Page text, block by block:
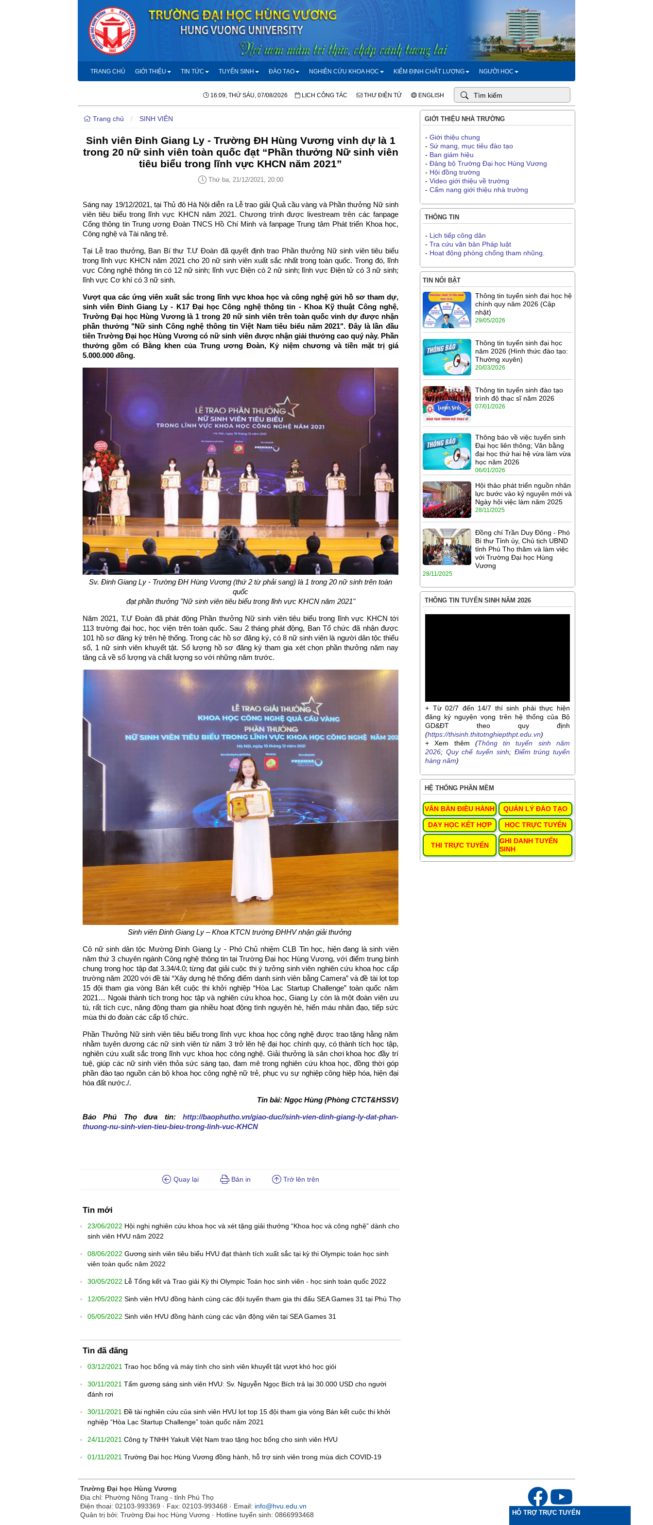
TRANG CHỦ GIỚI THIỆU TIN TỨC TUYỂN SINH ĐÀO TẠO NGHIÊN CỨU KHOA HỌC KIỂM ĐỊNH CHẤT LƯỢNG NGƯỜI HỌC
16:09, THỨ SÁU, 07/08/2026 LỊCH CÔNG TÁC THƯ ĐIỆN TỬ ENGLISH
Trang chủ / SINH VIÊN
Sinh viên Đinh Giang Ly - Trường ĐH Hùng Vương vinh dự là 1
trong 20 nữ sinh viên toàn quốc đạt “Phần thưởng Nữ sinh viên
tiêu biểu trong lĩnh vực KHCN năm 2021”
Thứ ba, 21/12/2021, 20:00
Sáng nay 19/12/2021, tại Thủ đô Hà Nội diễn ra Lễ trao giải Quả cầu vàng và Phần thưởng Nữ sinh
viên tiêu biểu trong lĩnh vực KHCN năm 2021. Chương trình được livestream trên các fanpage
Cổng thông tin Trung ương Đoàn TNCS Hồ Chí Minh và fanpage Trung tâm Phát triển Khoa học,
Công nghệ và Tài năng trẻ.
Tại Lễ trao thưởng, Ban Bí thư T.Ư Đoàn đã quyết định trao Phần thưởng Nữ sinh viên tiêu biểu
trong lĩnh vực KHCN năm 2021 cho 20 nữ sinh viên xuất sắc nhất trong toàn quốc. Trong đó, lĩnh
vực Công nghệ thông tin có 12 nữ sinh; lĩnh vực Điện có 2 nữ sinh; lĩnh vực Điện tử có 3 nữ sinh;
lĩnh vực Cơ khí có 3 nữ sinh.
Vượt qua các ứng viên xuất sắc trong lĩnh vực khoa học và công nghệ gửi hồ sơ tham dự,
sinh viên Đinh Giang Ly - K17 Đại học Công nghệ thông tin - Khoa Kỹ thuật Công nghệ,
Trường Đại học Hùng Vương là 1 trong 20 nữ sinhviêntrên toàn quốc vinh dự được nhận
phần thưởng "Nữ sinh Công nghệ thông tin Việt Nam tiêu biểu năm2021". Đây là lần đầu
tiên Trường Đại học Hùng Vương có nữ sinh viên được nhận giải thưởng cao quý này. Phần
thưởng gồm có Bằng khen của Trung ương Đoàn, Kỷ niệm chương và tiền mặt trị giá
5.000.000 đồng.
Sv. Đinh Giang Ly - Trường ĐH Hùng Vương (thứ 2 từ phải sang) là 1 trong 20 nữ sinh trên toàn
quốc
đạt phần thưởng "Nữ sinh viên tiêu biểu trong lĩnh vực KHCN năm 2021"
Năm 2021, T.Ư Đoàn đã phát động Phần thưởng Nữ sinh viên tiêu biểu trong lĩnh vực KHCN tới
113 trường đại học, học viện trên toàn quốc. Sau 2 tháng phát động, Ban Tổ chức đã nhận được
101 hồ sơ đăng ký trên hệ thống. Trong các hồ sơ đăng ký, có 8 nữ sinh viên là người dân tộc thiểu
số, 1 nữ sinh viên khuyết tật. Số lượng hồ sơ đăng ký tham gia xét chọn phần thưởng năm nay
tăng cả về số lượng và chất lượng so với những năm trước.
Sinh viên Đinh Giang Ly – Khoa KTCN trường ĐHHV nhận giải thưởng
Cô nữ sinh dân tộc Mường Đinh Giang Ly - Phó Chủ nhiệm CLB Tin học, hiện đang là sinh viên
năm thứ 3 chuyên ngành Công nghệ thông tin tại Trường Đại học Hùng Vương, với điểm trung bình
chung trong học tập đạt 3.34/4.0; từng đạt giải cuộc thi ý tưởng sinh viên nghiên cứu khoa học cấp
trường năm 2020 với đề tài “Xây dựng hệ thống điểm danh sinh viên bằng Camera” và đề tài lọt top
15 đội tham gia vòng Bán kết cuộc thi khởi nghiệp “Hòa Lạc Startup Challenge” toàn quốc năm
2021… Ngoài thành tích trong học tập và nghiên cứu khoa học, Giang Ly còn là một đoàn viên ưu
tú, rất tích cực, năng động tham gia nhiều hoạt động tình nguyện hè, hiến máu nhân đạo, tiếp sức
mùa thi do đoàn các cấp tổ chức.
Phần Thưởng Nữ sinh viên tiêu biểu trong lĩnh vực khoa học công nghệ được trao tặng hằng năm
nhằm tuyên dương các nữ sinh viên từ năm 3 trở lên hệ đại học chính quy, có thành tích học tập,
nghiên cứu xuất sắc trong lĩnh vực khoa học công nghệ. Giải thưởng là sân chơi khoa học đầy trí
tuệ, giúp các nữ sinh viên thỏa sức sáng tạo, đam mê trong nghiên cứu khoa học, đồng thời góp
phần đào tạo nguồn cán bộ khoa học công nghệ nữ trẻ, phục vụ sự nghiệp công hiệp hóa, hiện đại
hóa đất nước./.
Tin bài: Ngọc Hùng (Phòng CTCT&HSSV)
Báo Phú Thọ đưa tin: http://baophutho.vn/giao-duc//sinh-vien-dinh-giang-ly-dat-phan-
thuong-nu-sinh-vien-tieu-bieu-trong-linh-vuc-KHCN
Quay lại Bản in Trở lên trên
Tin mới
23/06/2022 Hội nghị nghiên cứu khoa học và xét tặng giải thưởng “Khoa học và công nghệ” dành cho
sinh viên HVU năm 2022
08/06/2022 Gương sinh viên tiêu biểu HVU đạt thành tích xuất sắc tại kỳ thi Olympic toán học sinh
viên toàn quốc năm 2022
30/05/2022 Lễ Tổng kết và Trao giải Kỳ thi Olympic Toán học sinh viên - học sinh toàn quốc 2022
12/05/2022 Sinh viên HVU đồng hành cùng các đội tuyển tham gia thi đấu SEA Games 31 tại Phú Thọ
05/05/2022 Sinh viên HVU đồng hành cùng các vận động viên tại SEA Games 31
Tin đã đăng
03/12/2021 Trao học bổng và máy tính cho sinh viên khuyết tật vượt khó học giỏi
30/11/2021 Tấm gương sáng sinh viên HVU: Sv. Nguyễn Ngọc Bích trả lại 30.000 USD cho người
đánh rơi
30/11/2021 Đề tài nghiên cứu của sinh viên HVU lọt top 15 đội tham gia vòng Bán kết cuộc thi khởi
nghiệp “Hòa Lạc Startup Challenge” toàn quốc năm 2021
24/11/2021 Công ty TNHH Yakult Việt Nam trao tặng học bổng cho sinh viên HVU
01/11/2021 Trường Đại học Hùng Vương đồng hành, hỗ trợ sinh viên trong mùa dịch COVID-19
GIỚI THIỆU NHÀ TRƯỜNG
- Giới thiệu chung
- Sứ mạng, mục tiêu đào tạo
- Ban giám hiệu
- Đảng bộ Trường Đại học Hùng Vương
- Hội đồng trường
- Video giới thiệu về trường
- Cẩm nang giới thiệu nhà trường
THÔNG TIN
- Lịch tiếp công dân
- Tra cứu văn bản Pháp luật
- Hoạt động phòng chống tham nhũng.
TIN NỔI BẬT
Thông tin tuyển sinh đại học hệ
chính quy năm 2026 (Cập
nhật)
29/05/2026
Thông tin tuyển sinh đại học
năm 2026 (Hình thức đào tạo:
Thường xuyên)
20/03/2026
Thông tin tuyển sinh đào tạo
trình độ thạc sĩ năm 2026
07/01/2026
Thông báo về việc tuyển sinh
Đại học liên thông; Văn bằng
đại học thứ hai hệ vừa làm vừa
học năm 2026
06/01/2026
Hội thảo phát triển nguồn nhân
lực bước vào kỷ nguyên mới và
Ngày hội việc làm năm 2025
28/11/2025
Đồng chí Trần Duy Đông - Phó
Bí thư Tỉnh ủy, Chủ tịch UBND
tỉnh Phú Thọ thăm và làm việc
với Trường Đại học Hùng
Vương
28/11/2025
THÔNG TIN TUYỂN SINH NĂM 2026
+ Từ 02/7 đến 14/7 thí sinh phải thực hiện
đăng ký nguyện vọng trên hệ thống của Bộ
GD&ĐT theo quy định
(https://thisinh.thitotnghiepthpt.edu.vn)
+ Xem thêm (Thông tin tuyển sinh năm
2026; Quy chế tuyển sinh; Điểm trúng tuyển
hàng năm)
HỆ THỐNG PHẦN MỀM
VĂN BẢN ĐIỀU HÀNH QUẢN LÝ ĐÀO TẠO
DẠY HỌC KẾT HỢP HỌC TRỰC TUYẾN
THI TRỰC TUYẾN
GHI DANH TUYỂN
SINH
Trường Đại học Hùng Vương
Địa chỉ: Phường Nông Trang - tỉnh Phú Thọ
Điện thoại: 02103-993369 · Fax: 02103-993468 · Email: info@hvu.edu.vn
Quản trị bởi: Trường Đại học Hùng Vương · Hotline tuyển sinh: 0866993468
HỖ TRỢ TRỰC TUYẾN